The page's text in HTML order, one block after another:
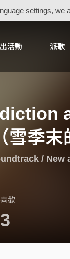
settings, we
活動 派歌
雪季末
/ New
喜歡
3